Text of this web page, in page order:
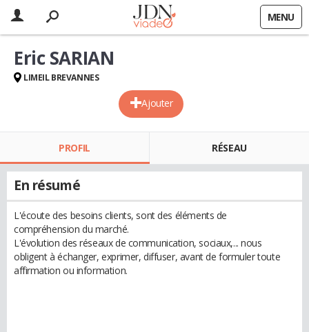
MENU
Ajouter
Eric SARIAN
LIMEIL BREVANNES
PROFIL RÉSEAU
En résumé
L'écoute des besoins clients, sont des éléments de
compréhension du marché.
L'évolution des réseaux de communication, sociaux,... nous
obligent à échanger, exprimer, diffuser, avant de formuler toute
affirmation ou information.